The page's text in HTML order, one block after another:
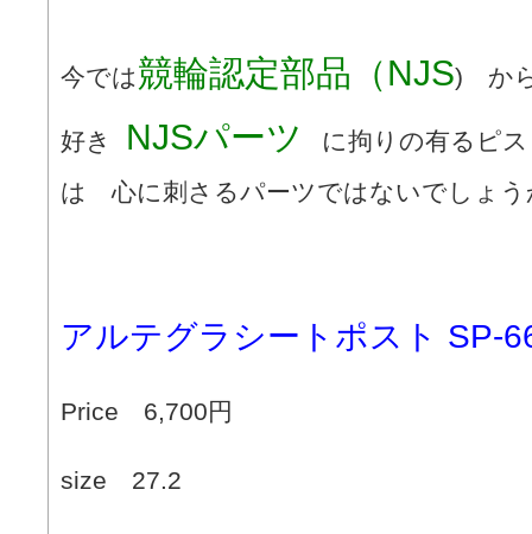
今では競輪認定部品（NJS) か
好き NJSパーツ
に拘りの有るピ
は 心に刺さるパーツではないでしょう
アルテグラシートポスト SP-
Price 6,700円
size 27.2